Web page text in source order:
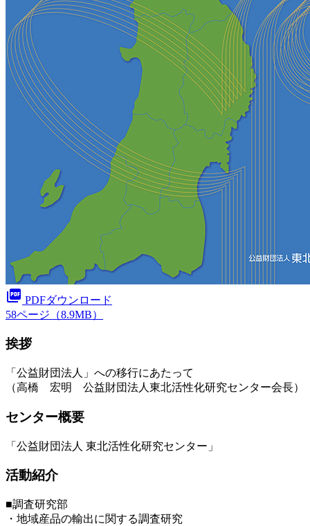
picture_as_pdf PDFダウンロード
58ページ（8.9MB）
挨拶
「公益財団法人」への移行にあたって
（高橋 宏明 公益財団法人東北活性化研究センター会長）
センター概要
「公益財団法人 東北活性化研究センター」
活動紹介
■調査研究部
・地域産品の輸出に関する調査研究